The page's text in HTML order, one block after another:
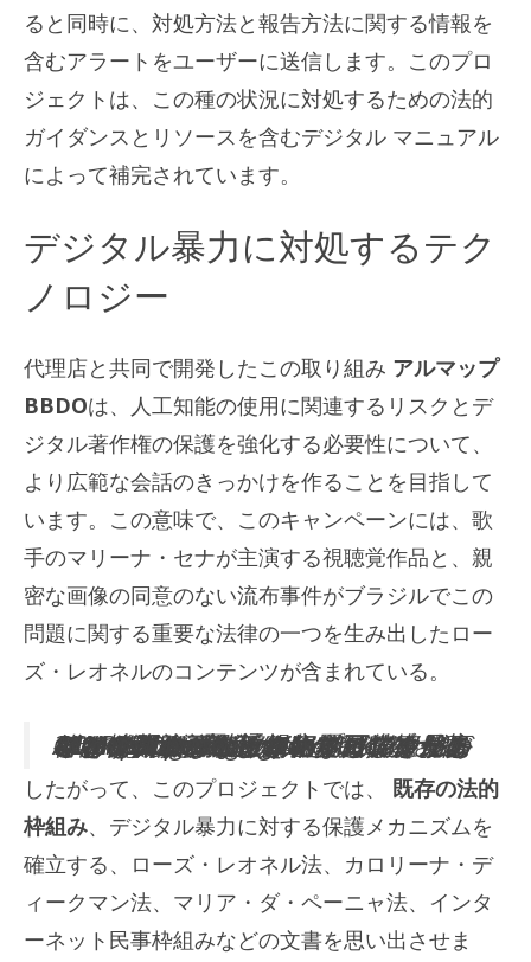
ると同時に、対処方法と報告方法に関する情報を
含むアラートをユーザーに送信します。このプロ
ジェクトは、この種の状況に対処するための法的
ガイダンスとリソースを含むデジタル マニュアル
によって補完されています。
デジタル暴力に対処するテク
ノロジー
代理店と共同で開発したこの取り組み アルマップ
BBDOは、人工知能の使用に関連するリスクとデ
ジタル著作権の保護を強化する必要性について、
より広範な会話のきっかけを作ることを目指して
います。この意味で、このキャンペーンには、歌
手のマリーナ・セナが主演する視聴覚作品と、親
密な画像の同意のない流布事件がブラジルでこの
問題に関する重要な法律の一つを生み出したロー
ズ・レオネルのコンテンツが含まれている。
@leetipinzon 親密な人がレイプされると、人生が破壊される可能性があります。ローズ・レオネルの事件はマリア・ダ・ペーニャ・デジタルのレイ・ローズ・レオネルに端を発しており、許可なく親密な写真やビデオを公開することを犯罪とし、最高3年の懲役と罰金が科せられる。法律と情報の詳細については、コンテンツを失わないよう、プロフィールとアクティブな通知に従ってください。 #DireitoDigital #Advocacia #LeiRoseLeonel #MariaDaPenhaDigital #CrimesDigitais ♬ som オリジナル – Adv.leticiapinzon
したがって、このプロジェクトでは、 既存の法的
枠組み、デジタル暴力に対する保護メカニズムを
確立する、ローズ・レオネル法、カロリーナ・デ
ィークマン法、マリア・ダ・ペーニャ法、インタ
ーネット民事枠組みなどの文書を思い出させま